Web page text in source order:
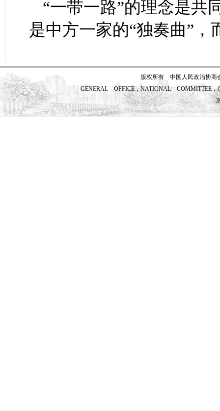
“一带一路”的理念是共
是中方一家的“独奏曲”，
版权所有 中国人民政治协商
GENERAL OFFICE，NATIONAL COMMITTEE，